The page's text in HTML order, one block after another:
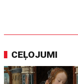
CEĻOJUMI